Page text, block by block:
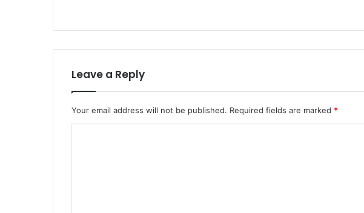
Leave a Reply
Your email address will not be published. Required fields are marked *